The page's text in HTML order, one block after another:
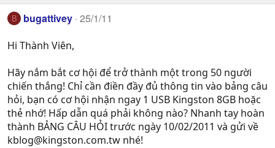
B bugattivey 25/1/11
Hi Thành Viên,
Hãy nắm bắt cơ hội để trở thành một trong 50 người
chiến thắng! Chỉ cần điền đầy đủ thông tin vào bảng câu
hỏi, bạn có cơ hội nhận ngay 1 USB Kingston 8GB hoặc
thẻ nhớ! Hấp dẫn quá phải không nào? Nhanh tay hoàn
thành BẢNG CÂU HỎI trước ngày 10/02/2011 và gửi về
kblog@kingston.com.tw nhé!